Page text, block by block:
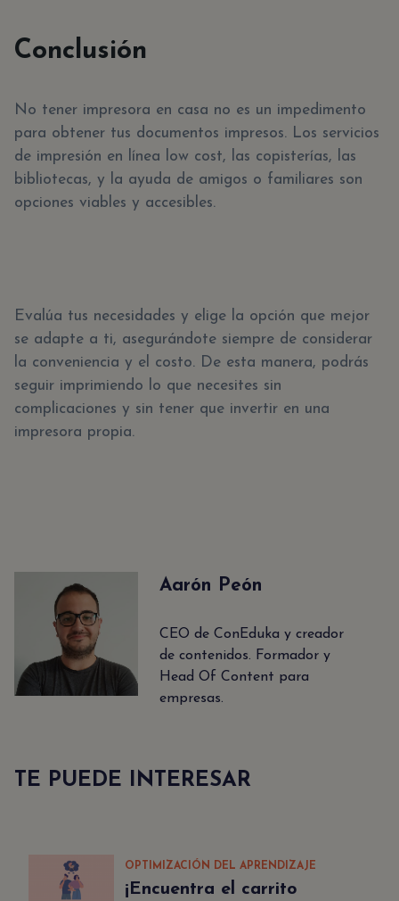
Conclusión
No tener impresora en casa no es un impedimento
para obtener tus documentos impresos. Los servicios
de impresión en línea low cost, las copisterías, las
bibliotecas, y la ayuda de amigos o familiares son
opciones viables y accesibles.
Evalúa tus necesidades y elige la opción que mejor
se adapte a ti, asegurándote siempre de considerar
la conveniencia y el costo. De esta manera, podrás
seguir imprimiendo lo que necesites sin
complicaciones y sin tener que invertir en una
impresora propia.
Aarón Peón
CEO de ConEduka y creador
de contenidos. Formador y
Head Of Content para
empresas.
TE PUEDE INTERESAR
OPTIMIZACIÓN DEL APRENDIZAJE
¡Encuentra el carrito